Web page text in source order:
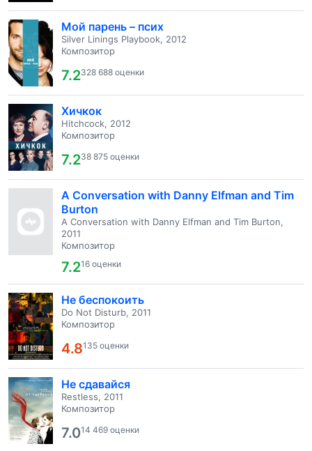
Мой парень – псих
Silver Linings Playbook, 2012
Композитор
7.2328 688 оценки
Хичкок
Hitchcock, 2012
Композитор
7.238 875 оценки
A Conversation with Danny Elfman and Tim
Burton
A Conversation with Danny Elfman and Tim Burton,
2011
Композитор
7.216 оценки
Не беспокоить
Do Not Disturb, 2011
Композитор
4.8135 оценки
Не сдавайся
Restless, 2011
Композитор
7.014 469 оценки